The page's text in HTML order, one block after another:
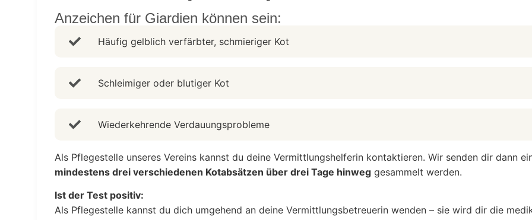
Anzeichen für Giardien können sein:
Häufig gelblich verfärbter, schmieriger Kot
Schleimiger oder blutiger Kot
Wiederkehrende Verdauungs­probleme
Als Pflegestelle unseres Vereins kannst du deine Vermittlungshelferin kontaktieren. Wir senden dir dann
mindestens drei verschiedenen Kotabsätzen über drei Tage hinweg gesammelt werden.
Ist der Test positiv:
Als Pflegestelle kannst du dich umgehend an deine Vermittlungsbetreuerin wenden – sie wird dir die